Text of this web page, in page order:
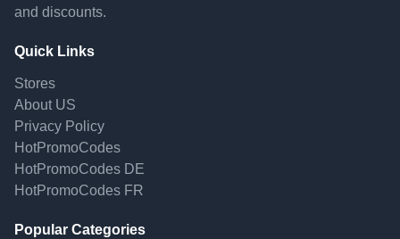
and discounts.
Quick Links
Stores
About US
Privacy Policy
HotPromoCodes
HotPromoCodes DE
HotPromoCodes FR
Popular Categories